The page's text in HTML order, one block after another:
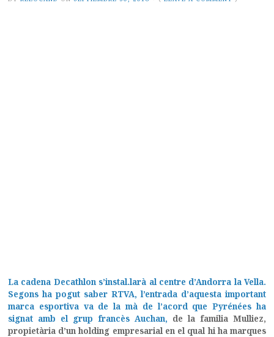
La cadena Decathlon s’instal.larà al centre d’Andorra la Vella.
Segons ha pogut saber RTVA, l’entrada d’aquesta important
marca esportiva va de la mà de l’acord que Pyrénées ha
signat amb el grup francès Auchan, de la familia Mulliez,
propietària d’un holding empresarial en el qual hi ha marques